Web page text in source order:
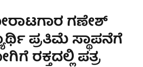
ಗಣೇಶ್
ಪ್ರತಿಮೆ ಸ್ಥಾಪನೆಗೆ
ರಕ್ತದಲ್ಲಿ ಪತ್ರ